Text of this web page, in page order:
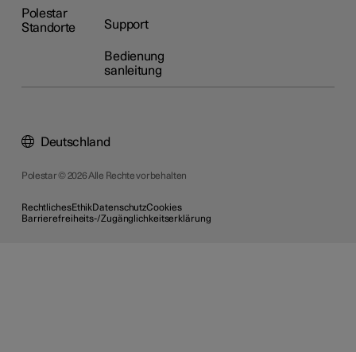
Polestar
Standorte
Support
Bedienung
sanleitung
Polestar © 2026 Alle Rechte vorbehalten
RechtlichesEthikDatenschutzCookies
Barrierefreiheits-/Zugänglichkeitserklärung
Deutschland